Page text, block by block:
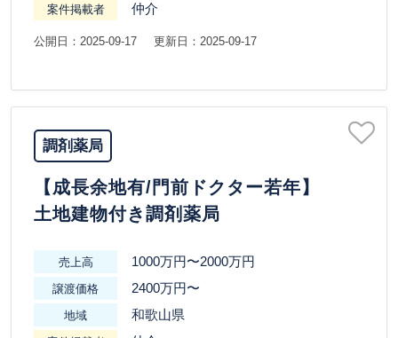
案件掲載者 仲介
公開日：2025-09-17 更新日：2025-09-17
調剤薬局
【成長余地有/門前ドクター若年】
土地建物付き調剤薬局
売上高 1000万円〜2000万円
譲渡価格 2400万円〜
地域 和歌山県